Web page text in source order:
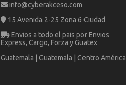
info@cyberakceso.com
15 Avenida 2-25 Zona 6 Ciudad
Envios a todo el pais por Envios
Express, Cargo, Forza y Guatex
Guatemala | Guatemala | Centro América